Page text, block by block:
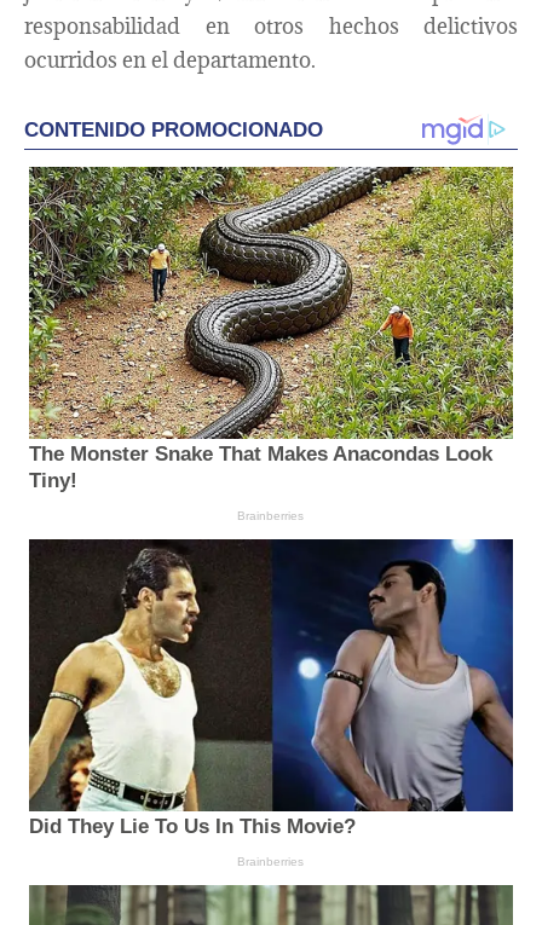
responsabilidad en otros hechos delictivos
ocurridos en el departamento.